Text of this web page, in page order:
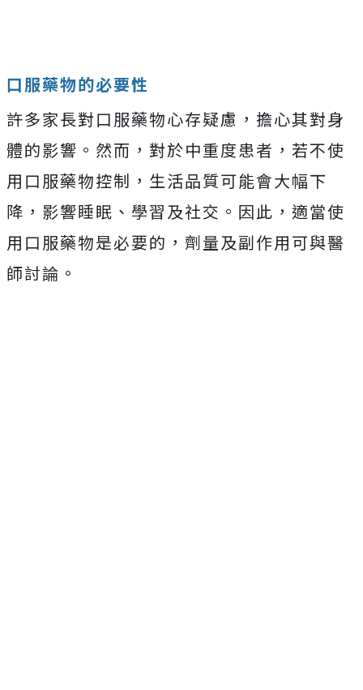
口服藥物的必要性
許多家長對口服藥物心存疑慮，擔心其對身
體的影響。然而，對於中重度患者，若不使
用口服藥物控制，生活品質可能會大幅下
降，影響睡眠、學習及社交。因此，適當使
用口服藥物是必要的，劑量及副作用可與醫
師討論。